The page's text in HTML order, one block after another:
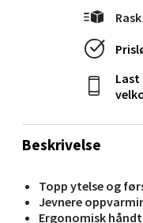
Beskrivelse
Topp ytelse og
Jevnere
Ergonomisk
Last
Torget 1, 6413
Åpent i dag 10-18
0 i butikk
Narvik -
Bolagsgata 1,